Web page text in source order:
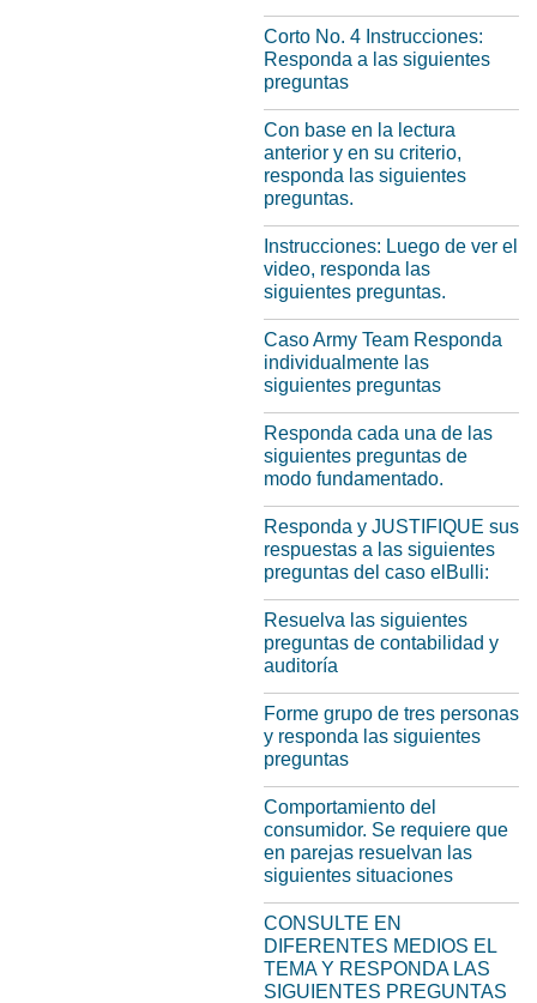
Corto No. 4 Instrucciones:
Responda a las siguientes
preguntas
Con base en la lectura
anterior y en su criterio,
responda las siguientes
preguntas.
Instrucciones: Luego de ver el
video, responda las
siguientes preguntas.
Caso Army Team Responda
individualmente las
siguientes preguntas
Responda cada una de las
siguientes preguntas de
modo fundamentado.
Responda y JUSTIFIQUE sus
respuestas a las siguientes
preguntas del caso elBulli:
Resuelva las siguientes
preguntas de contabilidad y
auditoría
Forme grupo de tres personas
y responda las siguientes
preguntas
Comportamiento del
consumidor. Se requiere que
en parejas resuelvan las
siguientes situaciones
CONSULTE EN
DIFERENTES MEDIOS EL
TEMA Y RESPONDA LAS
SIGUIENTES PREGUNTAS